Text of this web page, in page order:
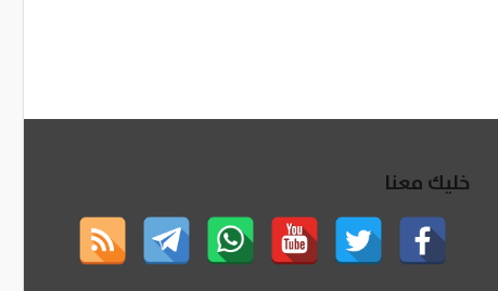
خليك معنا